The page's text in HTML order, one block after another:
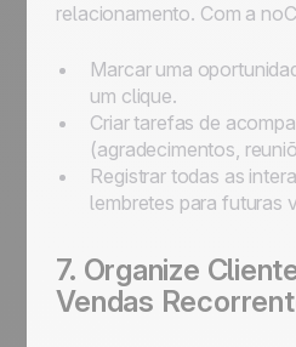
relacionamento. Com a
Marcar uma
um clique.
Criar tarefas de
(agradecimentos,
Registrar todas as
lembretes para futuras
7. Organize
Vendas